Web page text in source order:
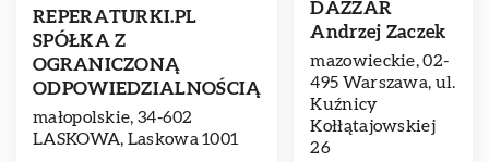
REPERATURKI.PL
SPÓŁKA Z
OGRANICZONĄ
ODPOWIEDZIALNOŚCIĄ
małopolskie, 34-602
LASKOWA, Laskowa 1001
DAZZAR
Andrzej Zaczek
mazowieckie, 02-
495 Warszawa, ul.
Kuźnicy
Kołłątajowskiej
26